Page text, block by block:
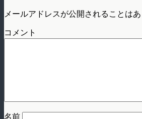
メールアドレスが公開されることはあ
コメント
名前